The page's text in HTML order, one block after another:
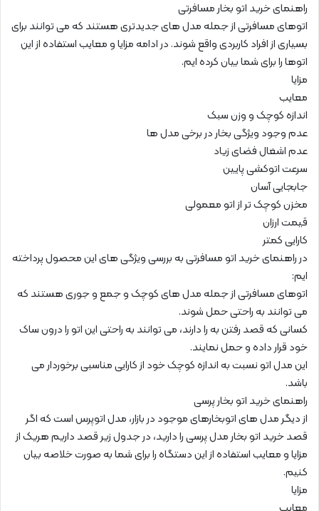
راهنمای خرید اتو بخار مسافرتی
اتوهای مسافرتی از جمله مدل های جدیدتری هستند که می توانند برای
بسیاری از افراد کاربردی واقع شوند. در ادامه مزایا و معایب استفاده از این
اتوها را برای شما بیان کرده ایم.
مزایا
معایب
اندازه کوچک و وزن سبک
عدم وجود ویژگی بخار در برخی مدل ها
عدم اشغال فضای زیاد
سرعت اتوکشی پایین
جابجایی آسان
مخزن کوچک تر از اتو معمولی
قیمت ارزان
کارایی کمتر
در راهنمای خرید اتو مسافرتی به بررسی ویژگی های این محصول پرداخته
ایم:
اتوهای مسافرتی از جمله مدل های کوچک و جمع و جوری هستند که
می توانند به راحتی حمل شوند.
کسانی که قصد رفتن به را دارند، می توانند به راحتی این اتو را درون ساک
خود قرار داده و حمل نمایند.
این مدل اتو نسبت به اندازه کوچک خود از کارایی مناسبی برخوردار می
باشد.
راهنمای خرید اتو بخار پرسی
از دیگر مدل های اتوبخارهای موجود در بازار، مدل اتوپرس است که اگر
قصد خرید اتو بخار مدل پرسی را دارید، در جدول زیر قصد داریم هریک از
مزایا و معایب استفاده از این دستگاه را برای شما به صورت خلاصه بیان
کنیم.
مزایا